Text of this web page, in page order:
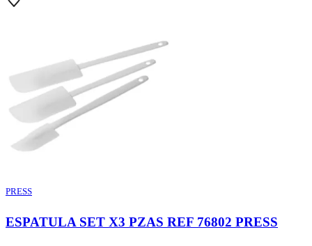
PRESS
ESPATULA SET X3 PZAS REF 76802 PRESS